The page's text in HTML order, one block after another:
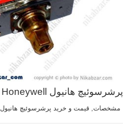
پرشرسوئیچ هانیول Honeywell مدل L91B1068
مشخصات, قیمت و خرید پرشرسوئیچ هانیول Honeywell مدل L91B1068